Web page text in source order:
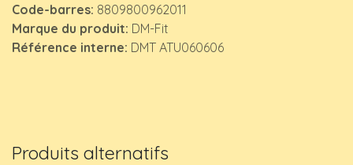
Code-barres: 8809800962011
Marque du produit: DM-Fit
Référence interne: DMT ATU060606
Produits alternatifs